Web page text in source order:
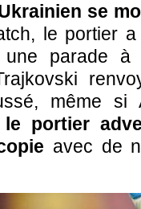
se
le portier
parade à
même si
le portier
avec de